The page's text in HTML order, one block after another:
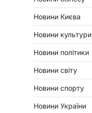
Новини Києва
Новини культури
Новини політики
Новини світу
Новини спорту
Новини України